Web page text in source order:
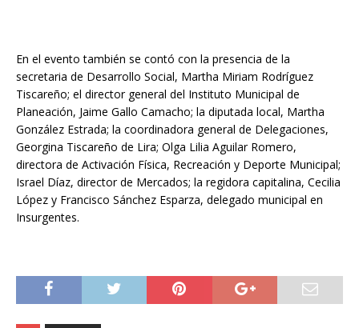
En el evento también se contó con la presencia de la
secretaria de Desarrollo Social, Martha Miriam Rodríguez
Tiscareño; el director general del Instituto Municipal de
Planeación, Jaime Gallo Camacho; la diputada local, Martha
González Estrada; la coordinadora general de Delegaciones,
Georgina Tiscareño de Lira; Olga Lilia Aguilar Romero,
directora de Activación Física, Recreación y Deporte Municipal;
Israel Díaz, director de Mercados; la regidora capitalina, Cecilia
López y Francisco Sánchez Esparza, delegado municipal en
Insurgentes.